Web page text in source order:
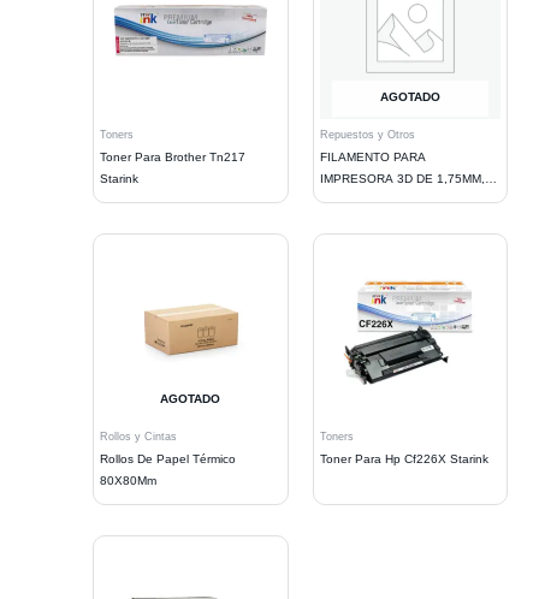
Toners
Toner Para Brother Tn217
Starink
AGOTADO
Repuestos y Otros
FILAMENTO PARA
IMPRESORA 3D DE 1,75MM,
1KG. SILVER
AGOTADO
Rollos y Cintas
Rollos De Papel Térmico
80X80Mm
Toners
Toner Para Hp Cf226X Starink